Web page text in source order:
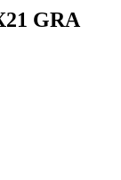
GRA